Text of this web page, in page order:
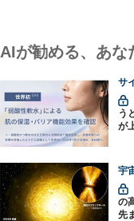
AIが勧める、あな
サ
う
が
宇
の
先